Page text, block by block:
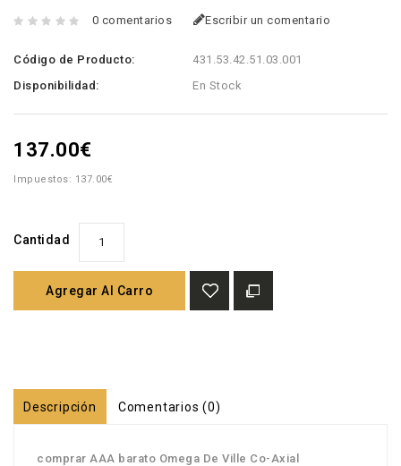
0 comentarios Escribir un comentario
Código de Producto:
431.53.42.51.03.001
Disponibilidad:
En Stock
137.00€
Impuestos: 137.00€
Cantidad
Agregar Al Carro
Descripción Comentarios (0)
comprar AAA barato Omega De Ville Co-Axial